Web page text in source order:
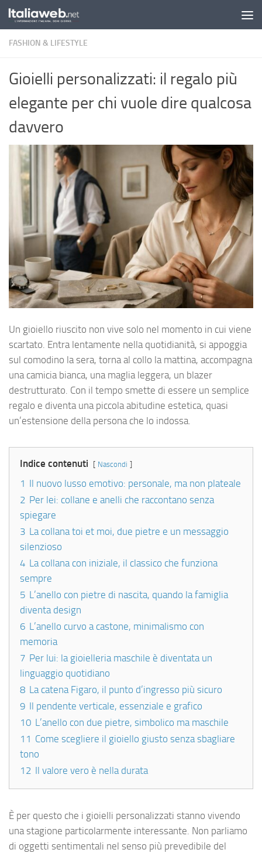
Sotto il contenuto
FASHION & LIFESTYLE
Gioielli personalizzati: il regalo più
elegante per chi vuole dire qualcosa
davvero
Un gioiello riuscito non vive solo nel momento in cui viene
scartato. Entra lentamente nella quotidianità, si appoggia
sul comodino la sera, torna al collo la mattina, accompagna
una camicia bianca, una maglia leggera, un blazer
destrutturato. Con il tempo smette di essere un semplice
regalo e diventa una piccola abitudine estetica, quasi
un’estensione della persona che lo indossa.
Indice contenuti Nascondi
1 Il nuovo lusso emotivo: personale, ma non plateale
2 Per lei: collane e anelli che raccontano senza
spiegare
3 La collana toi et moi, due pietre e un messaggio
silenzioso
4 La collana con iniziale, il classico che funziona
sempre
5 L’anello con pietre di nascita, quando la famiglia
diventa design
6 L’anello curvo a castone, minimalismo con
memoria
7 Per lui: la gioielleria maschile è diventata un
linguaggio quotidiano
8 La catena Figaro, il punto d’ingresso più sicuro
9 Il pendente verticale, essenziale e grafico
10 L’anello con due pietre, simbolico ma maschile
11 Come scegliere il gioiello giusto senza sbagliare
tono
12 Il valore vero è nella durata
È per questo che i gioielli personalizzati stanno vivendo
una stagione particolarmente interessante. Non parliamo
di oggetti sentimentali nel senso più prevedibile del